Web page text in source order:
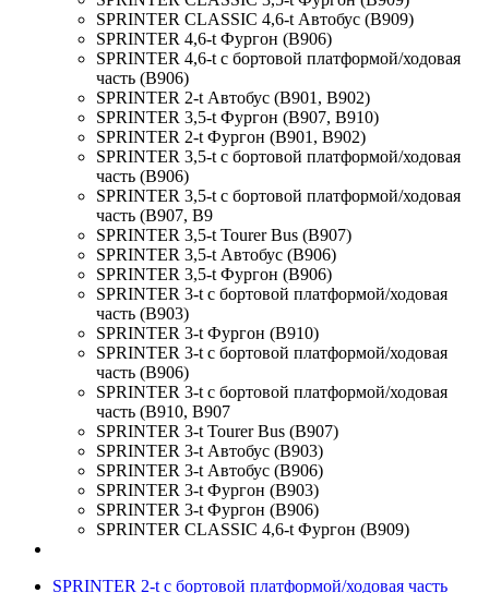
SPRINTER CLASSIC 4,6-t Автобус (B909)
SPRINTER 4,6-t Фургон (B906)
SPRINTER 4,6-t c бортовой платформой/ходовая
часть (B906)
SPRINTER 2-t Автобус (B901, B902)
SPRINTER 3,5-t Фургон (B907, B910)
SPRINTER 2-t Фургон (B901, B902)
SPRINTER 3,5-t c бортовой платформой/ходовая
часть (B906)
SPRINTER 3,5-t c бортовой платформой/ходовая
часть (B907, B9
SPRINTER 3,5-t Tourer Bus (B907)
SPRINTER 3,5-t Автобус (B906)
SPRINTER 3,5-t Фургон (B906)
SPRINTER 3-t c бортовой платформой/ходовая
часть (B903)
SPRINTER 3-t Фургон (B910)
SPRINTER 3-t c бортовой платформой/ходовая
часть (B906)
SPRINTER 3-t c бортовой платформой/ходовая
часть (B910, B907
SPRINTER 3-t Tourer Bus (B907)
SPRINTER 3-t Автобус (B903)
SPRINTER 3-t Автобус (B906)
SPRINTER 3-t Фургон (B903)
SPRINTER 3-t Фургон (B906)
SPRINTER CLASSIC 4,6-t Фургон (B909)
SPRINTER 2-t c бортовой платформой/ходовая часть